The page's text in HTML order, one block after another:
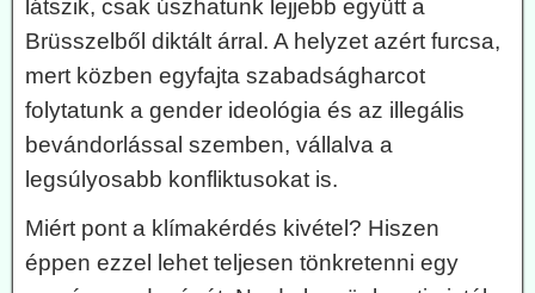
látszik, csak úszhatunk lejjebb együtt a
Brüsszelből diktált árral. A helyzet azért furcsa,
mert közben egyfajta szabadságharcot
folytatunk a gender ideológia és az illegális
bevándorlással szemben, vállalva a
legsúlyosabb konfliktusokat is.
Miért pont a klímakérdés kivétel? Hiszen
éppen ezzel lehet teljesen tönkretenni egy